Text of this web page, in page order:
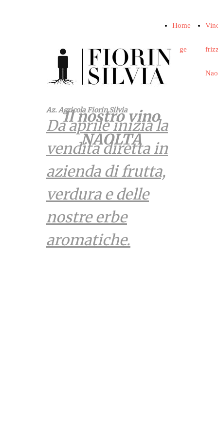
Il nostro vino
NAOLTA
Home
Page
Az. Agricola Fiorin Silvia
Da aprile inizia la
vendita diretta in
azienda di frutta,
verdura e delle
nostre erbe
aromatiche.